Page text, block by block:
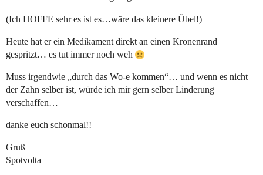
(Ich HOFFE sehr es ist es…wäre das kleinere Übel!)
Heute hat er ein Medikament direkt an einen Kronenrand
gespritzt… es tut immer noch weh
Muss irgendwie „durch das Wo-e kommen“… und wenn es nicht
der Zahn selber ist, würde ich mir gern selber Linderung
verschaffen…
danke euch schonmal!!
Gruß
Spotvolta